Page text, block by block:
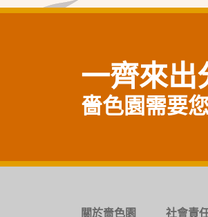
一齊來出
嗇色園需要
關於嗇色園 社會責